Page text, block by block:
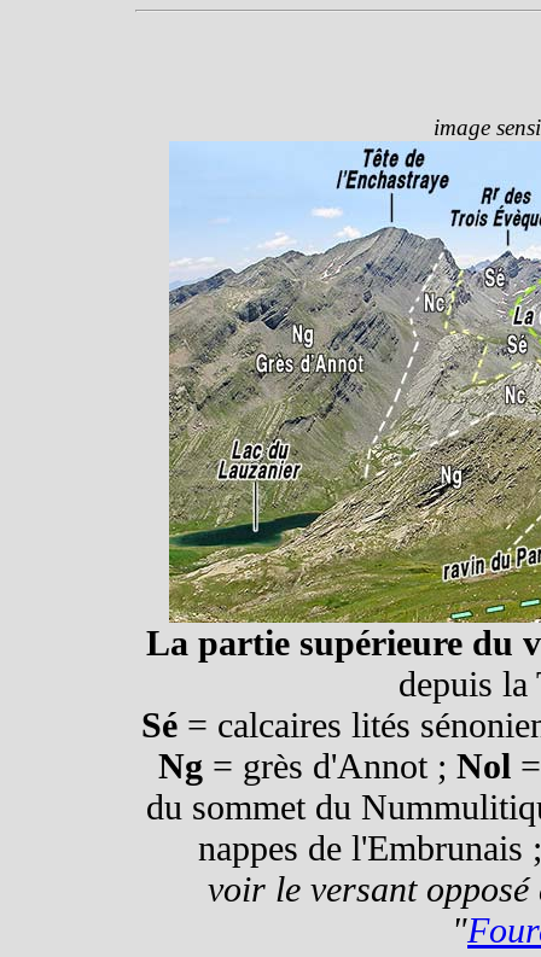
image
La partie supérieure du
depuis la
Sé = calcaires lités
Ng = grès d'Annot ; Nol
du sommet du
nappes de l'Embrunais
voir le versant
"